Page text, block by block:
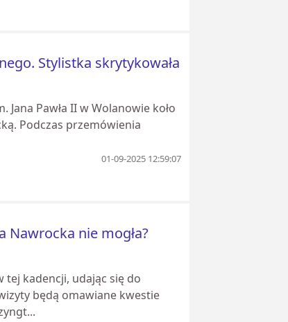
Stylistka skrytykowała
Pawła II w Wolanowie koło
Podczas przemówienia
01-09-2025 12:59:07
Nawrocka nie mogła?
tej kadencji, udając się do
będą omawiane kwestie